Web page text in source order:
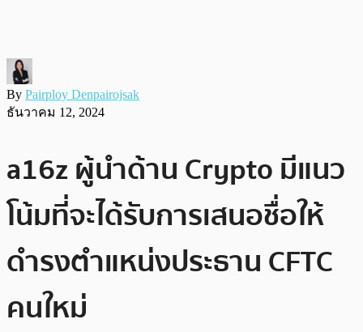
By Pairploy Denpairojsak
ธันวาคม 12, 2024
a16z ผู้นำด้าน Crypto มีแนว
โน้มที่จะได้รับการเสนอชื่อให้
ดำรงตำแหน่งประธาน CFTC
คนใหม่